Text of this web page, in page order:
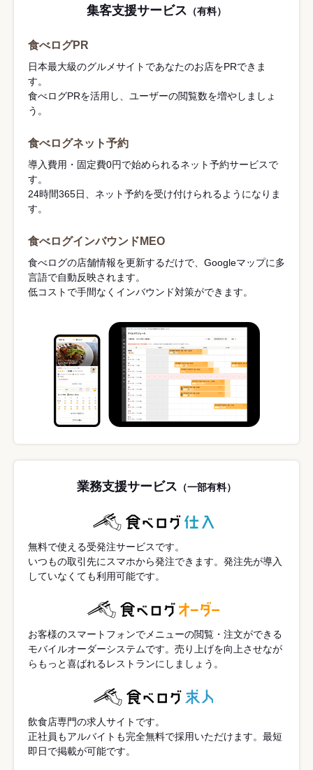
集客支援サービス （有料）
食べログPR
日本最大級のグルメサイトであなたのお店をPRできま
す。
食べログPRを活用し、ユーザーの閲覧数を増やしましょ
う。
食べログネット予約
導入費用・固定費0円で始められるネット予約サービスで
す。
24時間365日、ネット予約を受け付けられるようになりま
す。
食べログインバウンドMEO
食べログの店舗情報を更新するだけで、Googleマップに多
言語で自動反映されます。
低コストで手間なくインバウンド対策ができます。
業務支援サービス （一部有料）
無料で使える受発注サービスです。
いつもの取引先にスマホから発注できます。発注先が導入
していなくても利用可能です。
お客様のスマートフォンでメニューの閲覧・注文ができる
モバイルオーダーシステムです。売り上げを向上させなが
らもっと喜ばれるレストランにしましょう。
飲食店専門の求人サイトです。
正社員もアルバイトも完全無料で採用いただけます。最短
即日で掲載が可能です。